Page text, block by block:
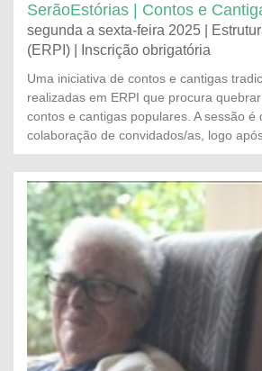
SerãoEstórias | Contos e
segunda a sexta-feira 2025 |
(ERPI) | Inscrição obrigatória
Uma iniciativa de contos e cantigas
realizadas em ERPI que procura
contos e cantigas populares. A sessão
colaboração de convidados/as, logo